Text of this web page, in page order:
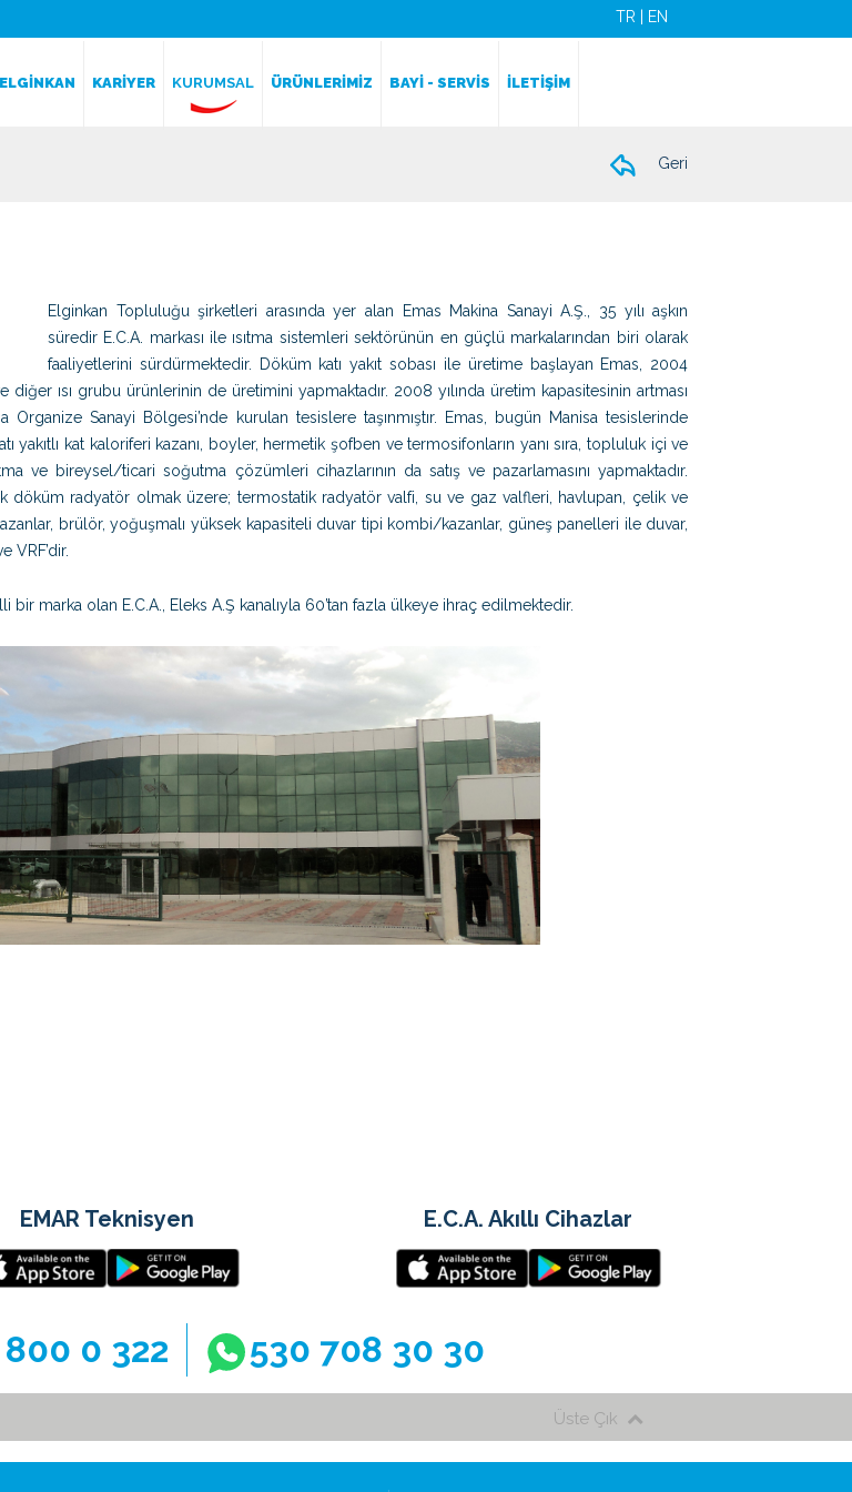
TR EN
ELGİNKAN KARİYER KURUMSAL ÜRÜNLERİMİZ BAYİ - SERVİS İLETİŞİM
Geri
Elginkan Topluluğu şirketleri arasında yer alan Emas Makina Sanayi A.Ş., 35 yılı aşkın
süredir E.C.A. markası ile ısıtma sistemleri sektörünün en güçlü markalarından biri olarak
faaliyetlerini sürdürmektedir. Döküm katı yakıt sobası ile üretime başlayan Emas, 2004
diğer ısı grubu ürünlerinin de üretimini yapmaktadır. 2008 yılında üretim kapasitesinin artması
Organize Sanayi Bölgesi’nde kurulan tesislere taşınmıştır. Emas, bugün Manisa tesislerinde
yakıtlı kat kaloriferi kazanı, boyler, hermetik şofben ve termosifonların yanı sıra, topluluk içi ve
ve bireysel/ticari soğutma çözümleri cihazlarının da satış ve pazarlamasını yapmaktadır.
döküm radyatör olmak üzere; termostatik radyatör valfi, su ve gaz valfleri, havlupan, çelik ve
brülör, yoğuşmalı yüksek kapasiteli duvar tipi kombi/kazanlar, güneş panelleri ile duvar,
VRF’dir.
bir marka olan E.C.A., Eleks A.Ş kanalıyla 60’tan fazla ülkeye ihraç edilmektedir.
EMAR Teknisyen E.C.A. Akıllı Cihazlar
0 322 530 708 30 30
Üste Çık